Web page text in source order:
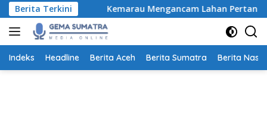
Langsung
ke
konten
Berita TerkiniKemarau Mengancam Lahan Pertanian, Petani Aceh
Indeks Headline Berita Aceh Berita Sumatra Berita